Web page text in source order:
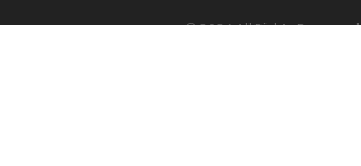
© 2026 All Rights Reserved